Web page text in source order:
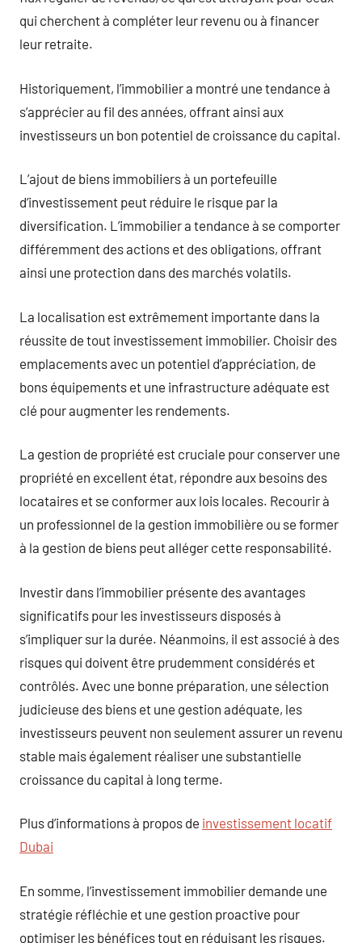
qui cherchent à compléter leur revenu ou à financer
leur retraite.
Historiquement, l’immobilier a montré une tendance à
s’apprécier au fil des années, offrant ainsi aux
investisseurs un bon potentiel de croissance du capital.
L’ajout de biens immobiliers à un portefeuille
d’investissement peut réduire le risque par la
diversification. L’immobilier a tendance à se comporter
différemment des actions et des obligations, offrant
ainsi une protection dans des marchés volatils.
La localisation est extrêmement importante dans la
réussite de tout investissement immobilier. Choisir des
emplacements avec un potentiel d’appréciation, de
bons équipements et une infrastructure adéquate est
clé pour augmenter les rendements.
La gestion de propriété est cruciale pour conserver une
propriété en excellent état, répondre aux besoins des
locataires et se conformer aux lois locales. Recourir à
un professionnel de la gestion immobilière ou se former
à la gestion de biens peut alléger cette responsabilité.
Investir dans l’immobilier présente des avantages
significatifs pour les investisseurs disposés à
s’impliquer sur la durée. Néanmoins, il est associé à des
risques qui doivent être prudemment considérés et
contrôlés. Avec une bonne préparation, une sélection
judicieuse des biens et une gestion adéquate, les
investisseurs peuvent non seulement assurer un revenu
stable mais également réaliser une substantielle
croissance du capital à long terme.
Plus d’informations à propos de investissement locatif
Dubai
En somme, l’investissement immobilier demande une
stratégie réfléchie et une gestion proactive pour
optimiser les bénéfices tout en réduisant les risques.